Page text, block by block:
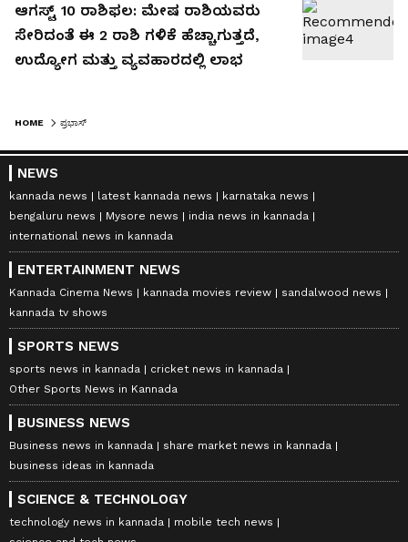
ಆಗಸ್ಟ್ 10 ರಾಶಿಫಲ: ಮೇಷ ರಾಶಿಯವರು
ಸೇರಿದಂತೆ ಈ 2 ರಾಶಿ ಗಳಿಕೆ ಹೆಚ್ಚಾಗುತ್ತದೆ,
ಉದ್ಯೋಗ ಮತ್ತು ವ್ಯವಹಾರದಲ್ಲಿ ಲಾಭ
HOME ಪ್ರಭಾಸ್
NEWS
kannada news latest kannada news
karnataka news
bengaluru news
Mysore news
india news in kannada
international news in kannada
ENTERTAINMENT NEWS
Kannada Cinema News kannada movies review
sandalwood news
kannada tv shows
SPORTS NEWS
sports news in kannada
cricket news in kannada
Other Sports News in Kannada
BUSINESS NEWS
Business news in kannada
share market news in kannada
business ideas in kannada
SCIENCE & TECHNOLOGY
technology news in kannada
mobile tech news